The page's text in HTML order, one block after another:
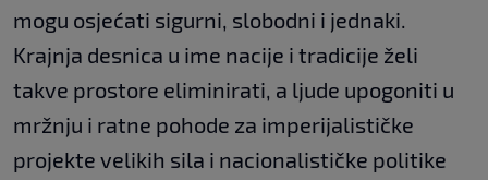
mogu osjećati sigurni, slobodni i jednaki.
Krajnja desnica u ime nacije i tradicije želi
takve prostore eliminirati, a ljude upogoniti u
mržnju i ratne pohode za imperijalističke
projekte velikih sila i nacionalističke politike